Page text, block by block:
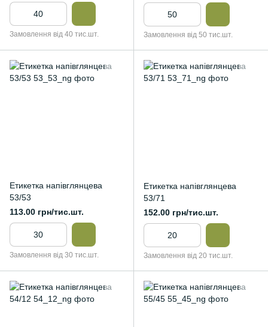
Замовлення від 40 тис.шт. Замовлення від 50 тис.шт.
Етикетка напівглянцева
53/53
113.00 грн/тис.шт.
Замовлення від 30 тис.шт.
Етикетка напівглянцева
53/71
152.00 грн/тис.шт.
Замовлення від 20 тис.шт.